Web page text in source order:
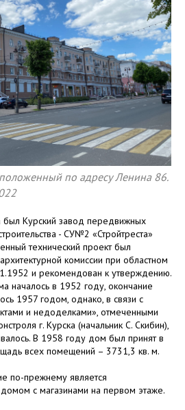
по адресу Ленина 86.
был Курский завод передвижных
- СУ№2 «Стройтреста»
технический проект был
комиссии при областном
и рекомендован к утверждению.
началось в 1952 году, окончание
1957 годом, однако, в связи с
и недоделками», отмеченными
г. Курска (начальник С. Скибин),
В 1958 году дом был принят в
всех помещений – 3731,3 кв. м.
по-прежнему является
с магазинами на первом этаже.